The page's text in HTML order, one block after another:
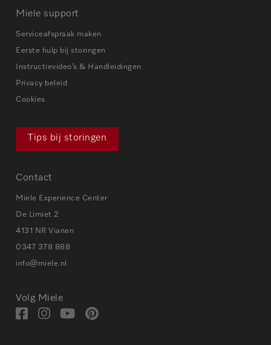
Miele support
Serviceafspraak maken
Eerste hulp bij storingen
Instructievideo’s & Handleidingen
Privacy beleid
Cookies
Tips bij storingen
Contact
Miele Experience Center
De Limiet 2
4131 NR Vianen
0347 378 888
info@miele.nl
Volg Miele
Bezoek
BezoekBezoek
Visit